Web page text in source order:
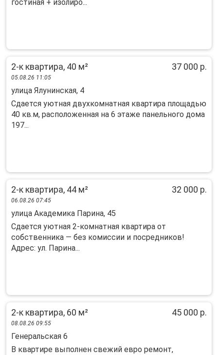
гocтинaя + изолиpo...
2-к квартира, 40 м² 37 000 р.
05.08.26 11:05
улица Ялунинская, 4
Сдается уютная двухкомнатная квартира площадью
40 кв.м, расположенная на 6 этаже панельного дома
197...
2-к квартира, 44 м² 32 000 р.
06.08.26 07:45
улица Академика Парина, 45
Сдается уютная 2-комнатная квартира от
собственника — без комиссии и посредников!
Адрес: ул. Парина...
2-к квартира, 60 м² 45 000 р.
08.08.26 09:55
Генеральская 6
В квартире выполнен свежий евро ремонт,